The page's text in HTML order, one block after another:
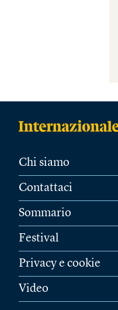
Chi siamo
Contattaci
Sommario
Festival
Privacy e cookie
Video